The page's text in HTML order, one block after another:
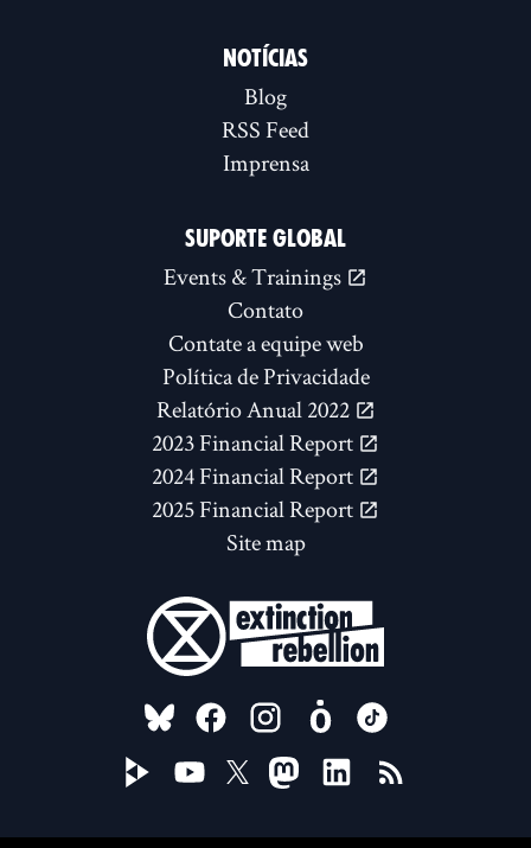
NOTÍCIAS
Blog
RSS Feed
Imprensa
SUPORTE GLOBAL
Events & Trainings
Contato
Contate a equipe web
Política de Privacidade
Relatório Anual 2022
2023 Financial Report
2024 Financial Report
2025 Financial Report
Site map
FOLLOW US ON